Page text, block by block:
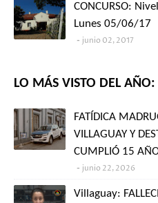
CONCURSO:
Lunes 05/06/17
junio 02, 2017
LO MÁS VISTO DEL AÑO:
FATÍDICA
VILLAGUAY Y
CUMPLIÓ 15
junio 22, 2026
Villaguay: